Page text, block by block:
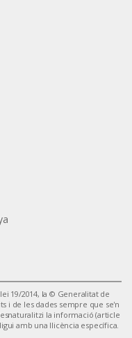
19/2014, la © Generalitat de
i de les dades sempre que se'n
la informació (article
amb una llicència específica.